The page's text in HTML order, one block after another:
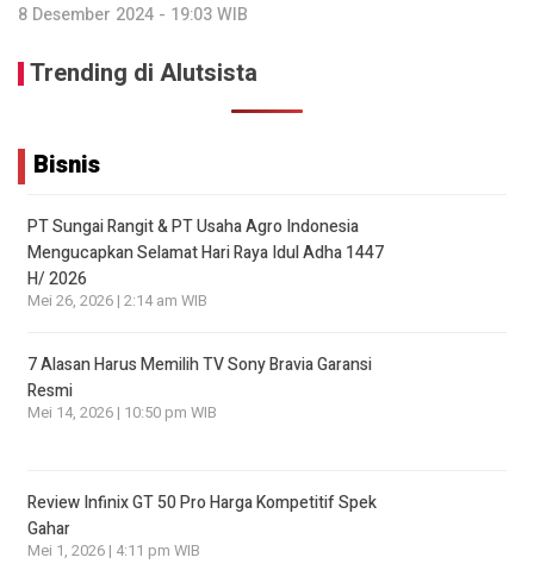
8 Desember 2024 - 19:03 WIB
Trending di Alutsista
Bisnis
PT Sungai Rangit & PT Usaha Agro Indonesia
Mengucapkan Selamat Hari Raya Idul Adha 1447
H/ 2026
Mei 26, 2026 | 2:14 am WIB
7 Alasan Harus Memilih TV Sony Bravia Garansi
Resmi
Mei 14, 2026 | 10:50 pm WIB
Review Infinix GT 50 Pro Harga Kompetitif Spek
Gahar
Mei 1, 2026 | 4:11 pm WIB